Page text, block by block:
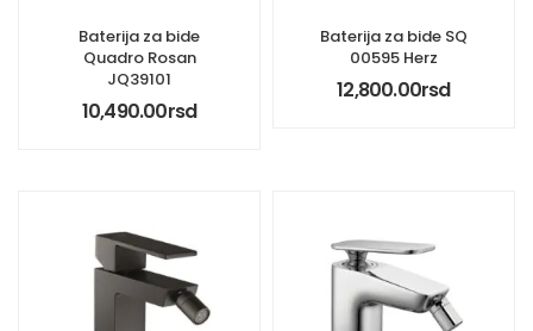
Baterija za bide
Quadro Rosan
JQ39101
10,490.00rsd
Baterija za bide SQ
00595 Herz
12,800.00rsd